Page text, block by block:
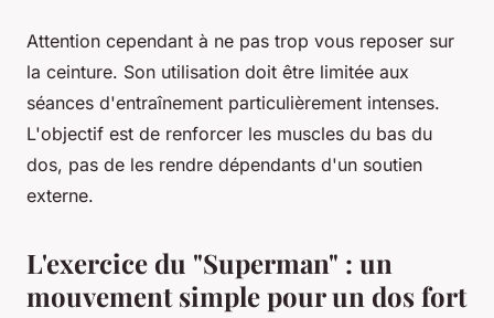
Attention cependant à ne pas trop vous reposer sur
la ceinture. Son utilisation doit être limitée aux
séances d'entraînement particulièrement intenses.
L'objectif est de renforcer les muscles du bas du
dos, pas de les rendre dépendants d'un soutien
externe.
L'exercice du "Superman" : un
mouvement simple pour un dos fort